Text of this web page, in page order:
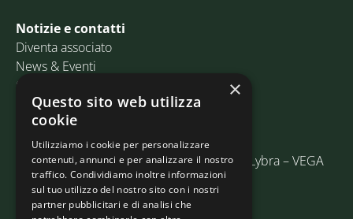
Notizie e contatti
Diventa associato
News & Eventi
Contatti
Email:info@assosped.it
PEC: assospedvenezia@pec.fedespedi.it
Indirizzo: Via delle Industrie, 19/C Edificio Lybra – VEGA
30175 Marghera (VE)
×
Questo sito web utilizza
cookie
Utilizziamo i cookie per personalizzare
contenuti, annunci e per analizzare il nostro
traffico. Condividiamo inoltre informazioni
sul tuo utilizzo del nostro sito con i nostri
partner pubblicitari e di analisi che